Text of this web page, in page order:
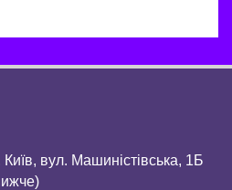
вул. Машиністівська, 1Б